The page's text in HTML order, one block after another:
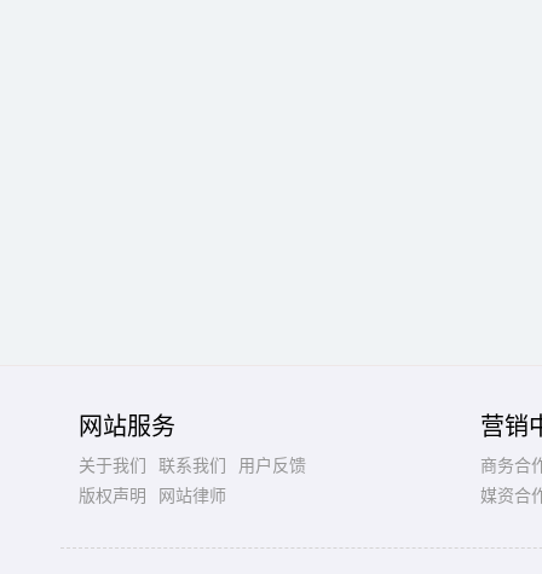
网站服务
关于我们 联系我们
用户反馈
版权声明
网站律师
营销
商务合
媒资合